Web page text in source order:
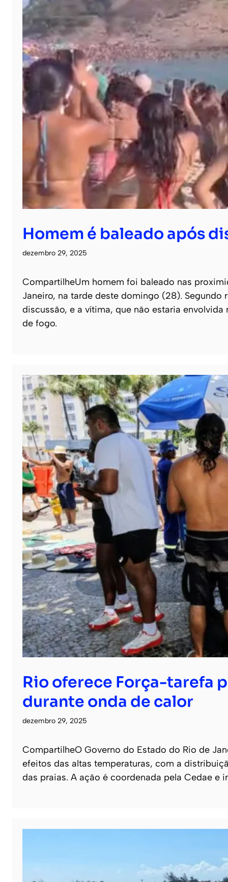
Homem é baleado após
dezembro 29, 2025
CompartilheUm homem foi baleado nas
Janeiro, na tarde deste domingo (28).
discussão, e a vítima, que não estaria
de fogo.
Rio oferece Força-tarefa
durante onda de calor
dezembro 29, 2025
CompartilheO Governo do Estado do Rio de
efeitos das altas temperaturas, com a
das praias. A ação é coordenada pela Cedae